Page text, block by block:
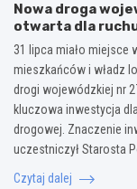
Nowa droga
otwarta dla
31 lipca miało miejsce
mieszkańców i władz
drogi wojewódzkiej nr
kluczowa inwestycja
drogowej. Znaczenie
uczestniczył Starosta
Czytaj dalej